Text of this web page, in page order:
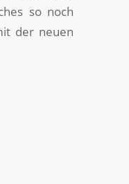
so noch
der neuen